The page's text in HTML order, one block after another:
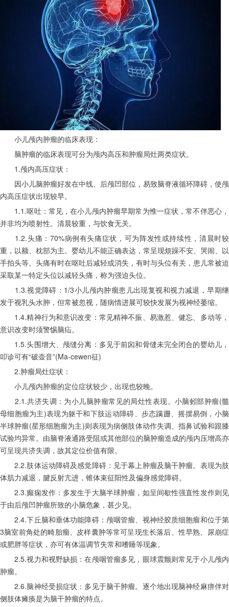
小儿颅内肿瘤的临床表现：
脑肿瘤的临床表现可分为颅内高压和肿瘤局灶两类症状。
1.颅内高压症状：
因小儿脑肿瘤好发在中线、后颅凹部位，易致脑脊液循环障碍，使颅
内高压症状出现较早。
1.1.呕吐：常见，在小儿颅内肿瘤早期常为惟一症状，常不伴恶心，
并非均为喷射性。清晨较重，与饮食无关。
1.2.头痛：70%病例有头痛症状，可为阵发性或持续性，清晨时较
重，以额、枕部为主。婴幼儿不能正确表达，常呈现烦躁不安、哭闹、以
手拍头等。头痛有时在呕吐后减轻或消失，有时与头位有关，患儿常被迫
采取某一特定头位以减轻头痛，称为强迫头位。
1.3.视觉障碍：1/3小儿颅内肿瘤患儿出现复视和视力减退，早期继
发于视乳头水肿，但常被忽视，随病情进展可较快发展为视神经萎缩。
1.4.精神行为和意识改变：常见精神不振、易激惹、健忘、多动等，
意识改变时须警惕脑疝。
1.5.头围增大、颅缝分离：多见于前囟和骨缝未完全闭合的婴幼儿，
叩诊可有“破壶音”(Ma-cewen征)
2.肿瘤局灶症状：
小儿颅内肿瘤的定位症状较少，出现也较晚。
2.1.共济失调：为小儿脑肿瘤常见的局灶性表现。小脑蚓部肿瘤(髓
母细胞瘤为主)表现为躯干和下肢运动障碍、步态蹒跚、摇摆易倒，小脑
半球肿瘤(星形细胞瘤为主)则表现为病侧肢体动作失调、指鼻试验和跟膝
试验均异常。由脑脊液通路受阻或其他部位的脑肿瘤造成的颅内压增高亦
可呈现共济失调，故其定位价值有限。
2.2.肢体运动障碍及感觉障碍：见于幕上肿瘤及脑干肿瘤。表现为肢
体肌力减退，腱反射亢进，锥体束征阳性及偏身感觉障碍。
2.3.癫痫发作：多发生于大脑半球肿瘤，如呈间歇性强直性发作则见
于由后颅凹肿瘤所致的小脑危象，甚少见。
2.4.下丘脑和垂体功能障碍：颅咽管瘤、视神经胶质细胞瘤和位于第
3脑室前角处的畸胎瘤、皮样囊肿等常可呈现生长落后、性早熟、尿崩症
或肥胖等症状，亦可有体温调节失常和嗜睡等现象。
2.5.视力和视野缺损：在颅咽管瘤多见，眼球震颤则常见于小儿颅内
肿瘤。
2.6.脑神经受损症状：多见于脑干肿瘤。逐个地出现脑神经麻痹伴对
侧肢体瘫痪是为脑干肿瘤的特点。